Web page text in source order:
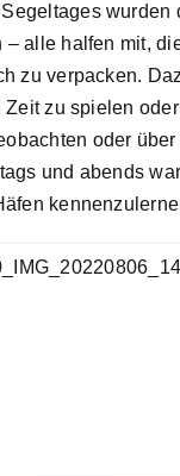
wurden
– alle halfen mit,
zu verpacken.
zu spielen
oder über
und abends